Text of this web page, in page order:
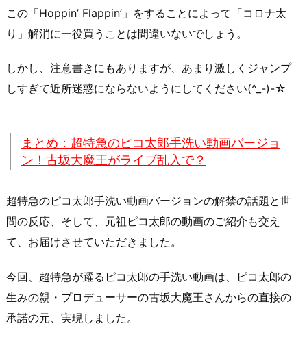
この「Hoppin’ Flappin’」をすることによって「コロナ太
り」解消に一役買うことは間違いないでしょう。
しかし、注意書きにもありますが、あまり激しくジャンプ
しすぎて近所迷惑にならないようにしてください(^_-)-☆
まとめ：超特急のピコ太郎手洗い動画バージョ
ン！古坂大魔王がライブ乱入で？
超特急のピコ太郎手洗い動画バージョンの解禁の話題と世
間の反応、そして、元祖ピコ太郎の動画のご紹介も交え
て、お届けさせていただきました。
今回、超特急が躍るピコ太郎の手洗い動画は、ピコ太郎の
生みの親・プロデューサーの古坂大魔王さんからの直接の
承諾の元、実現しました。